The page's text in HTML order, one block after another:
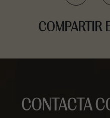
COMPARTIR
CONTACTA